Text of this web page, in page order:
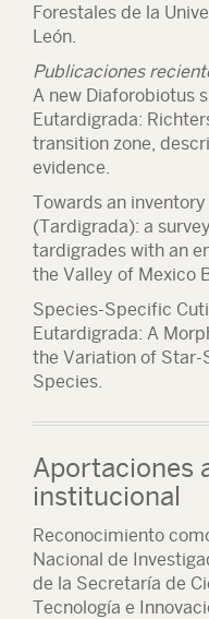
Forestales de la
León.
Publicaciones
A new Diaforobiotus
Eutardigrada:
transition zone,
evidence.
Towards an
(Tardigrada): a
tardigrades with an
the Valley of Mexico
Species-Specific
Eutardigrada: A
the Variation of Star-
Species.
Aportaciones
institucional
Reconocimiento
Nacional de
de la Secretaría de
Tecnología e